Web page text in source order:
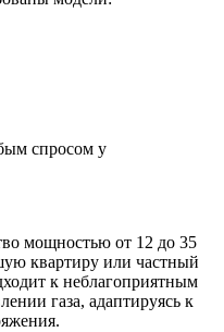
спросом у
мощностью от 12 до 35
квартиру или частный
к неблагоприятным
газа, адаптируясь к